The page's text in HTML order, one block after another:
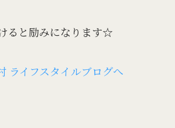
ると励みになります☆